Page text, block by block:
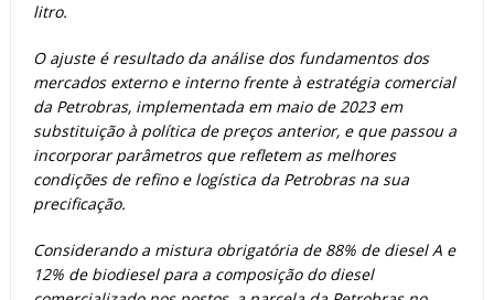
litro.
O ajuste é resultado da análise dos fundamentos dos
mercados externo e interno frente à estratégia comercial
da Petrobras, implementada em maio de 2023 em
substituição à política de preços anterior, e que passou a
incorporar parâmetros que refletem as melhores
condições de refino e logística da Petrobras na sua
precificação.
Considerando a mistura obrigatória de 88% de diesel A e
12% de biodiesel para a composição do diesel